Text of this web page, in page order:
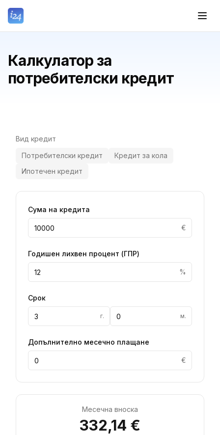
Калкулатор за
потребителски кредит
Вид кредит
Потребителски кредит
Кредит за кола
Ипотечен кредит
Сума на кредита
€
Годишен лихвен процент (ГПР)
%
Срок
г. м.
Допълнително месечно плащане
€
Месечна вноска
332,14 €